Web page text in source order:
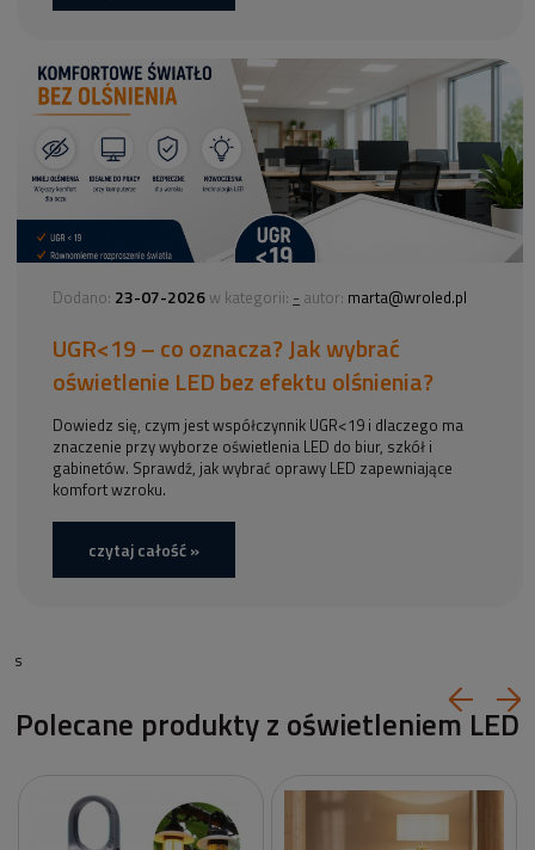
Dodano: 23-07-2026 w kategorii: - autor: marta@wroled.pl
UGR<19 – co oznacza? Jak wybrać
oświetlenie LED bez efektu olśnienia?
Dowiedz się, czym jest współczynnik UGR<19 i dlaczego ma
znaczenie przy wyborze oświetlenia LED do biur, szkół i
gabinetów. Sprawdź, jak wybrać oprawy LED zapewniające
komfort wzroku.
czytaj całość »
s
Polecane produkty z oświetleniem LED